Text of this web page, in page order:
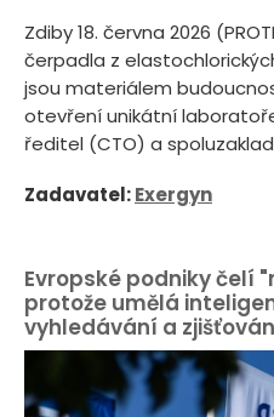
Zdiby 18. června 2026
čerpadla z
jsou materiálem
otevření unikátní
ředitel (CTO) a
Zadavatel:Exergyn
Evropské podniky čelí
protože umělá
vyhledávání a